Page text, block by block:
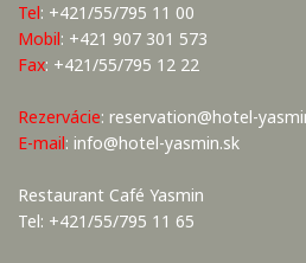
Tel: +421/55/795 11 00
Mobil: +421 907 301 573
Fax: +421/55/795 12 22
Rezervácie: reservation@hotel-
E-mail: info@hotel-yasmin.sk
Restaurant Café Yasmin
Tel: +421/55/795 11 65